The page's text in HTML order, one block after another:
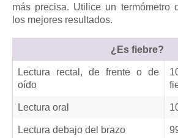
más precisa. Utilice un termómetro
los mejores resultados.
¿Es fiebre?
Lectura rectal, de frente o de
oído
Lectura oral
Lectura debajo del brazo